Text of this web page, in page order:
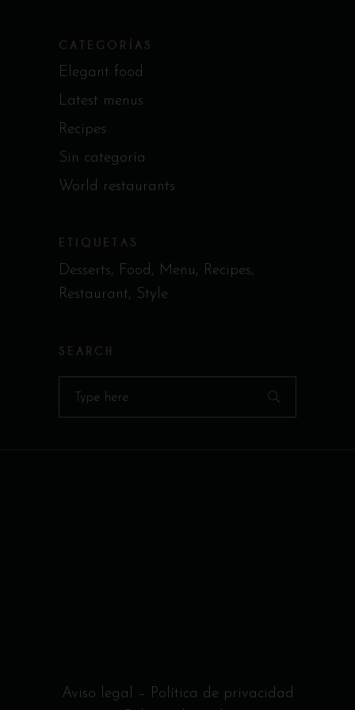
CATEGORÍAS
Elegant food
Latest menus
Recipes
Sin categoría
World restaurants
ETIQUETAS
Desserts Food Menu
Recipes
Restaurant
Style
SEARCH
Aviso legal – Política de privacidad